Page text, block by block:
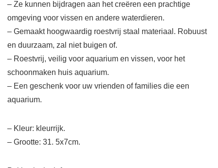
– Ze kunnen bijdragen aan het creëren een prachtige
omgeving voor vissen en andere waterdieren.
– Gemaakt hoogwaardig roestvrij staal materiaal. Robuust
en duurzaam, zal niet buigen of.
– Roestvrij, veilig voor aquarium en vissen, voor het
schoonmaken huis aquarium.
– Een geschenk voor uw vrienden of families die een
aquarium.
– Kleur: kleurrijk.
– Grootte: 31. 5x7cm.